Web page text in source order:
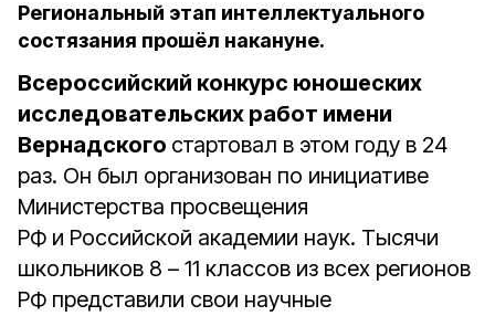
Региональный этап интеллектуального
состязания прошёл накануне.
Всероссийский конкурс юношеских
исследовательских работ имени
Вернадского стартовал в этом году в 24
раз. Он был организован по инициативе
Министерства просвещения
РФ и Российской академии наук. Тысячи
школьников 8 – 11 классов из всех регионов
РФ представили свои научные